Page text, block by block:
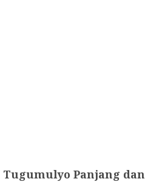
Tugumulyo Panjang dan